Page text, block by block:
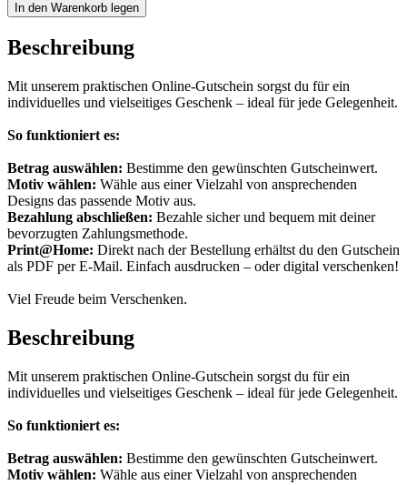
In den Warenkorb legen
Beschreibung
Mit unserem praktischen Online-Gutschein sorgst du für ein
individuelles und vielseitiges Geschenk – ideal für jede Gelegenheit.
So funktioniert es:
Betrag auswählen: Bestimme den gewünschten Gutscheinwert.
Motiv wählen: Wähle aus einer Vielzahl von ansprechenden
Designs das passende Motiv aus.
Bezahlung abschließen: Bezahle sicher und bequem mit deiner
bevorzugten Zahlungsmethode.
Print@Home: Direkt nach der Bestellung erhältst du den Gutschein
als PDF per E-Mail. Einfach ausdrucken – oder digital verschenken!
Viel Freude beim Verschenken.
Beschreibung
Mit unserem praktischen Online-Gutschein sorgst du für ein
individuelles und vielseitiges Geschenk – ideal für jede Gelegenheit.
So funktioniert es:
Betrag auswählen: Bestimme den gewünschten Gutscheinwert.
Motiv wählen: Wähle aus einer Vielzahl von ansprechenden